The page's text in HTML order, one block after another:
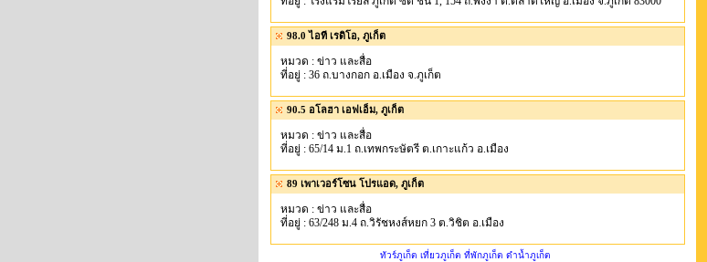
98.0 ไอที เรดิโอ, ภูเก็ต
หมวด : ข่าว และสื่อ
ที่อยู่ : 36 ถ.บางกอก อ.เมือง จ.ภูเก็ต
90.5 อโลฮา เอฟเอ็ม, ภูเก็ต
หมวด : ข่าว และสื่อ
ที่อยู่ : 65/14 ม.1 ถ.เทพกระษัตรี ต.เกาะแก้ว อ.เมือง
89 เพาเวอร์โซน โปรแอด, ภูเก็ต
หมวด : ข่าว และสื่อ
ที่อยู่ : 63/248 ม.4 ถ.วิรัชหงส์หยก 3 ต.วิชิต อ.เมือง
ทัวร์ภูเก็ต เที่ยวภูเก็ต ที่พักภูเก็ต ดำน้ำภูเก็ต